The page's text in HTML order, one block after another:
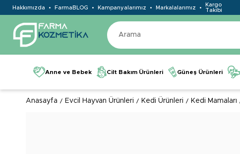
Hakkımızda FarmaBLOG Kampanyalarımız Markalalarımız
Kargo
Takibi
Anne ve Bebek Cilt Bakım Ürünleri Güneş Ürünleri
Anasayfa Evcil Hayvan Ürünleri Kedi Ürünleri Kedi Mamaları